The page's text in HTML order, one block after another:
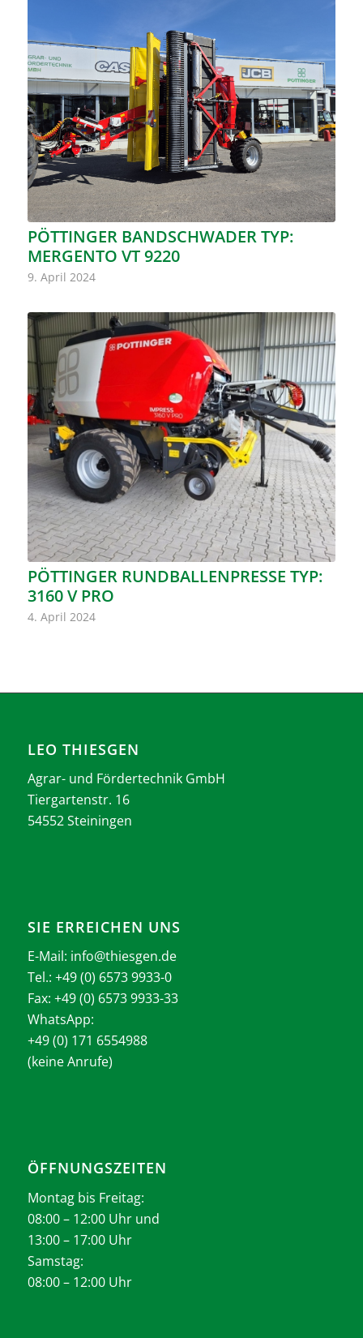
PÖTTINGER BANDSCHWADER TYP:
MERGENTO VT 9220
9. April 2024
PÖTTINGER RUNDBALLENPRESSE TYP:
3160 V PRO
4. April 2024
LEO THIESGEN
Agrar- und Fördertechnik GmbH
Tiergartenstr. 16
54552 Steiningen
SIE ERREICHEN UNS
E-Mail: info@thiesgen.de
Tel.: +49 (0) 6573 9933-0
Fax: +49 (0) 6573 9933-33
WhatsApp:
+49 (0) 171 6554988
(keine Anrufe)
ÖFFNUNGSZEITEN
Montag bis Freitag:
08:00 – 12:00 Uhr und
13:00 – 17:00 Uhr
Samstag:
08:00 – 12:00 Uhr